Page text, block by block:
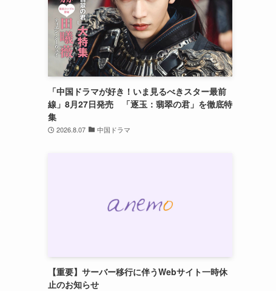
「中国ドラマが好き！いま見るべきスター最前
線」8月27日発売 「逐玉：翡翠の君」を徹底特
集
2026.8.07 中国ドラマ
【重要】サーバー移行に伴うWebサイト一時休
止のお知らせ